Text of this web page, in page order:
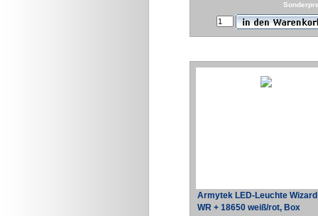
Armytek LED-Leuchte
WR + 18650 weiß/rot, Box